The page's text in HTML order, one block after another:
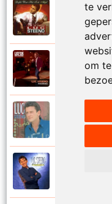
te
om
Luc Steeno
Liefde wint
Luc Steeno
Maandag